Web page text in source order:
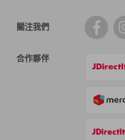
關注我們
合作夥伴